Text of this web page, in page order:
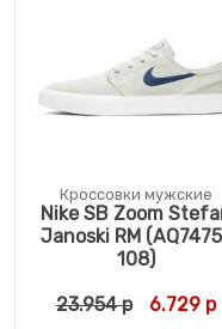
Кроссовки мужские
Nike SB Zoom
Janoski RM
108)
23.954р 6.729р